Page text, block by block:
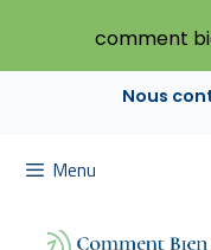
Nous
Menu
comment